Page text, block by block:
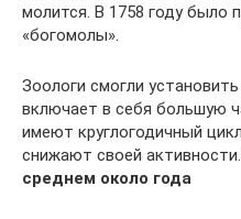
молится. В 1758 году было
«богомолы».
Зоологи смогли
включает в себя большую
имеют круглогодичный
снижают своей
среднем около года